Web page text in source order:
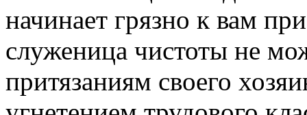
начинает грязно к вам
служеница чистоты не
притязаниям своего